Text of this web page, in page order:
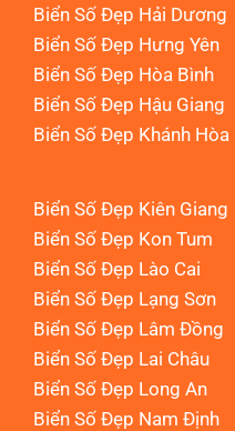
Biển Số Đẹp Hải Dương
Biển Số Đẹp Hưng Yên
Biển Số Đẹp Hòa Bình
Biển Số Đẹp Hậu Giang
Biển Số Đẹp Khánh Hòa
Biển Số Đẹp Kiên Giang
Biển Số Đẹp Kon Tum
Biển Số Đẹp Lào Cai
Biển Số Đẹp Lạng Sơn
Biển Số Đẹp Lâm Đồng
Biển Số Đẹp Lai Châu
Biển Số Đẹp Long An
Biển Số Đẹp Nam Định